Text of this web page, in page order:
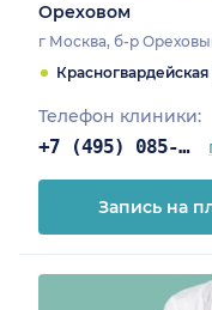
Ореховом
г Москва, б-р
Красногвардейская
Телефон клиники:
+7 (495) 085-25-03
Запись на